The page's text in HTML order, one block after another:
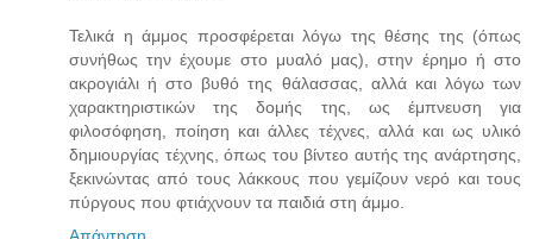
Τελικά η άμμος προσφέρεται λόγω της θέσης της (όπως
συνήθως την έχουμε στο μυαλό μας), στην έρημο ή στο
ακρογιάλι ή στο βυθό της θάλασσας, αλλά και λόγω των
χαρακτηριστικών της δομής της, ως έμπνευση για
φιλοσόφηση, ποίηση και άλλες τέχνες, αλλά και ως υλικό
δημιουργίας τέχνης, όπως του βίντεο αυτής της ανάρτησης,
ξεκινώντας από τους λάκκους που γεμίζουν νερό και τους
πύργους που φτιάχνουν τα παιδιά στη άμμο.